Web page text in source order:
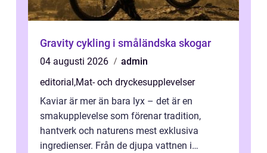
Gravity cykling i småländska skogar
04 augusti 2026
admin
editorial,Mat- och dryckesupplevelser
Kaviar är mer än bara lyx – det är en
smakupplevelse som förenar tradition,
hantverk och naturens mest exklusiva
ingredienser. Från de djupa vattnen i